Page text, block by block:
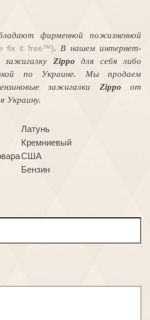
фирменнойпожизненной
fix it free™). В нашем интернет-
Zippo для себя либо
по Украине. Мы продаем
зажигалки Zippo от
Украину.
Латунь
Кремниевый
США
Бензин